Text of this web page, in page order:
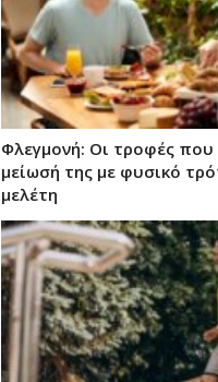
Φλεγμονή: Οι τροφές
μείωσή της με φυσικό
μελέτη